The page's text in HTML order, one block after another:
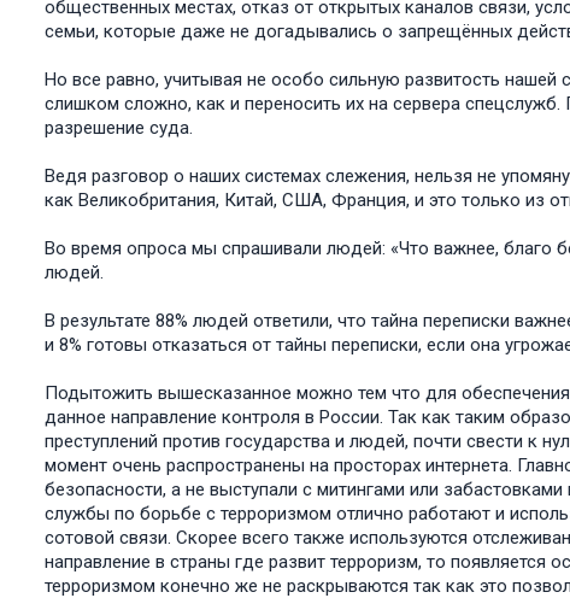
общественных местах, отказ от открытых каналов связи,
семьи, которые даже не догадывались о запрещённых
Но все равно, учитывая не особо сильную развитость
слишком сложно, как и переносить их на сервера
разрешение суда.
Ведя разговор о наших системах слежения, нельзя не
как Великобритания, Китай, США, Франция, и это только из
Во время опроса мы спрашивали людей: «Что важнее, благо
людей.
В результате 88% людей ответили, что тайна переписки
и 8% готовы отказаться от тайны переписки, если она
Подытожить вышесказанное можно тем что для
данное направление контроля в России. Так как таким
преступлений против государства и людей, почти свести к
момент очень распространены на просторах интернета.
безопасности, а не выступали с митингами или
службы по борьбе с терроризмом отлично работают и
сотовой связи. Скорее всего также используются
направление в страны где развит терроризм, то
терроризмом конечно же не раскрываются так как это